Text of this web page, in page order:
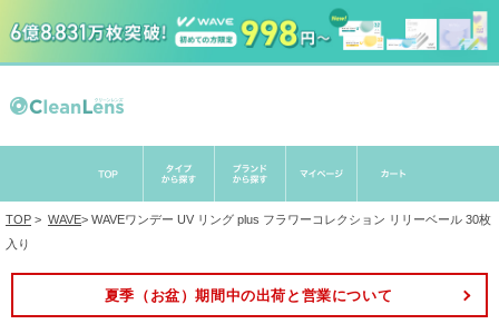
TOP > WAVE> WAVEワンデー UV リング plus フラワーコレクション リリーベール 30枚
入り
夏季（お盆）期間中の出荷と営業について